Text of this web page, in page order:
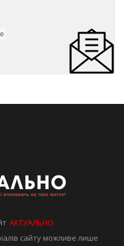
АКТУАЛЬНО
сайту можливе лише